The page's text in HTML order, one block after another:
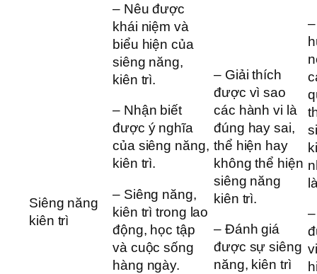
Siêng năng
kiên trì
– Nêu được
khái niệm và
biểu hiện của
siêng năng,
kiên trì.
– Nhận biết
được ý nghĩa
của siêng năng,
kiên trì.
– Siêng năng,
kiên trì trong lao
động, học tập
và cuộc sống
hàng ngày.
– Giải thích
được vì sao
các hành vi là
đúng hay sai,
thể hiện hay
không thể hiện
siêng năng
kiên trì.
– Đánh giá
được sự siêng
năng, kiên trì